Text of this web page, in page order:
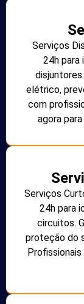
Serviços
24h para
elétrico,
com
agora
Serviços
24h para
circuitos.
proteção do